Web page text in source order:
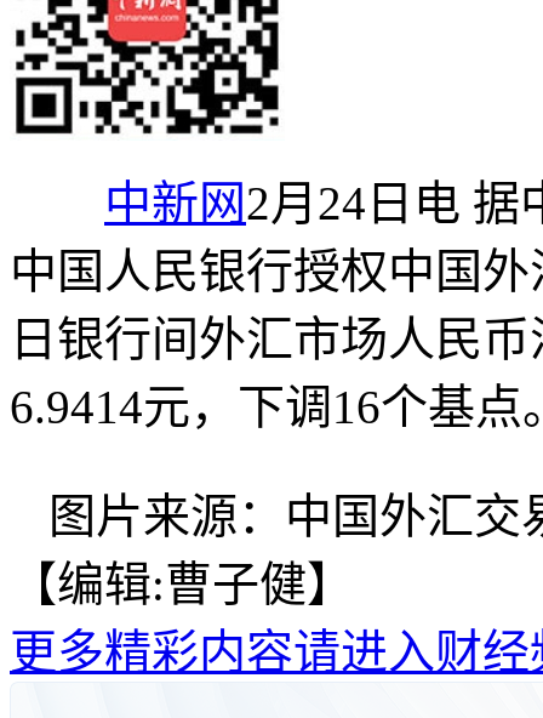
中新网2月24日电 据
中国人民银行授权中国
日银行间外汇市场人民
6.9414元，下调16个基点
图片来源：中国外汇交
【编辑:曹子健】
更多精彩内容请进入财经